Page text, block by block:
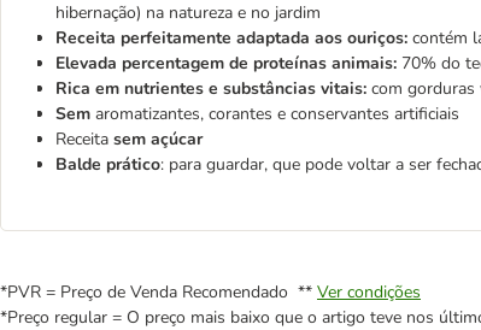
hibernação) na natureza e no jardim
Receita perfeitamente adaptada aos ouriços: contém
Elevada percentagem de proteínas animais: 70% do
Rica em nutrientes e substâncias vitais: com gorduras
Sem aromatizantes, corantes e conservantes artificiais
Receita sem açúcar
Balde prático: para guardar, que pode voltar a ser
*PVR = Preço de Venda Recomendado ** Ver condições
*Preço regular = O preço mais baixo que o artigo teve nos